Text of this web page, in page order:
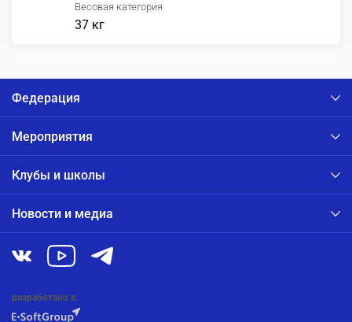
Весовая категория
37 кг
Федерация
Мероприятия
Клубы и школы
Новости и медиа
разработано в